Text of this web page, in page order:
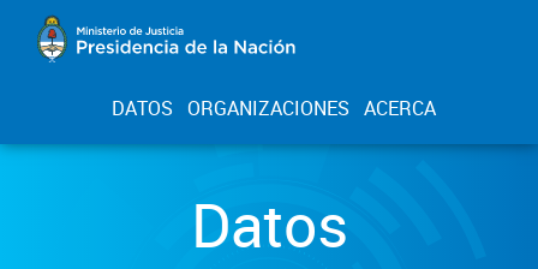
DATOS ORGANIZACIONES ACERCA
Datos